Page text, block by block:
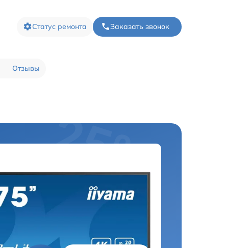
Статус ремонта Заказать звонок
Отзывы